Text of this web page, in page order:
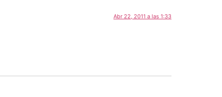
Abr 22, 2011 a las 1:33